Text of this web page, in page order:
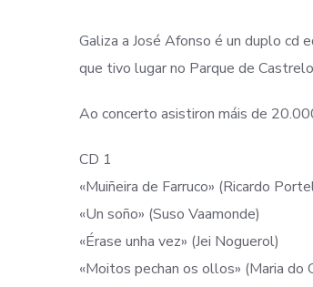
Galiza a José Afonso é un duplo cd
que tivo lugar no Parque de
Ao concerto asistiron máis de
CD 1
«Muiñeira de Farruco» (Ricardo
«Un soño» (Suso Vaamonde)
«Érase unha vez» (Jei Noguerol)
«Moitos pechan os ollos» (Maria do